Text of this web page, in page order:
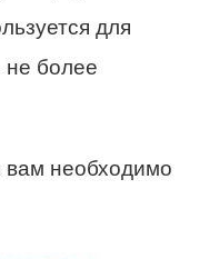
для
не более
вам необходимо